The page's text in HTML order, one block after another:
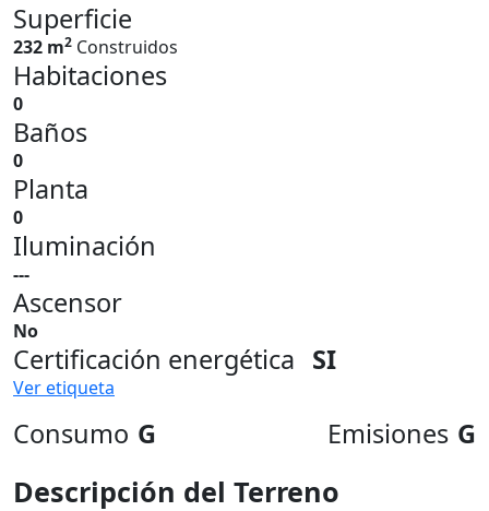
Superficie
232 m2 Construidos
Habitaciones
0
Baños
0
Planta
0
Iluminación
---
Ascensor
No
Certificación energética SI
Ver etiqueta
Consumo G Emisiones G
Descripción del Terreno